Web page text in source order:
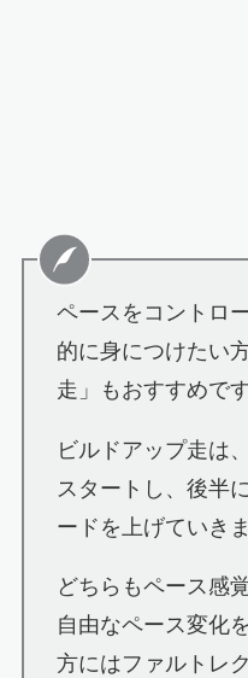
ペースをコントロ
的に身につけたい
走」もおすすめで
ビルドアップ走は
スタートし、後半
ードを上げていき
どちらもペース感
自由なペース変化
方にはファルトレ